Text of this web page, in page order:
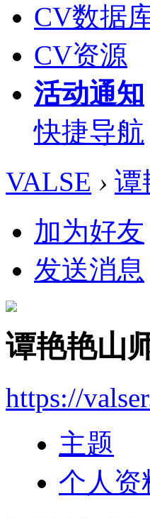
CV数据
CV资源
活动通知
快捷导航
VALSE › 谭
加为好友
发送消息
谭艳艳山
https://
主题
个人资